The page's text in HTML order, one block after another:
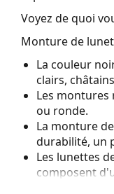
Voyez de quoi
Monture de
La couleur
clairs,
Les montures
ou ronde.
La monture
durabilité, un
Les lunettes
composent